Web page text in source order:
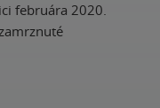
februára 2020.